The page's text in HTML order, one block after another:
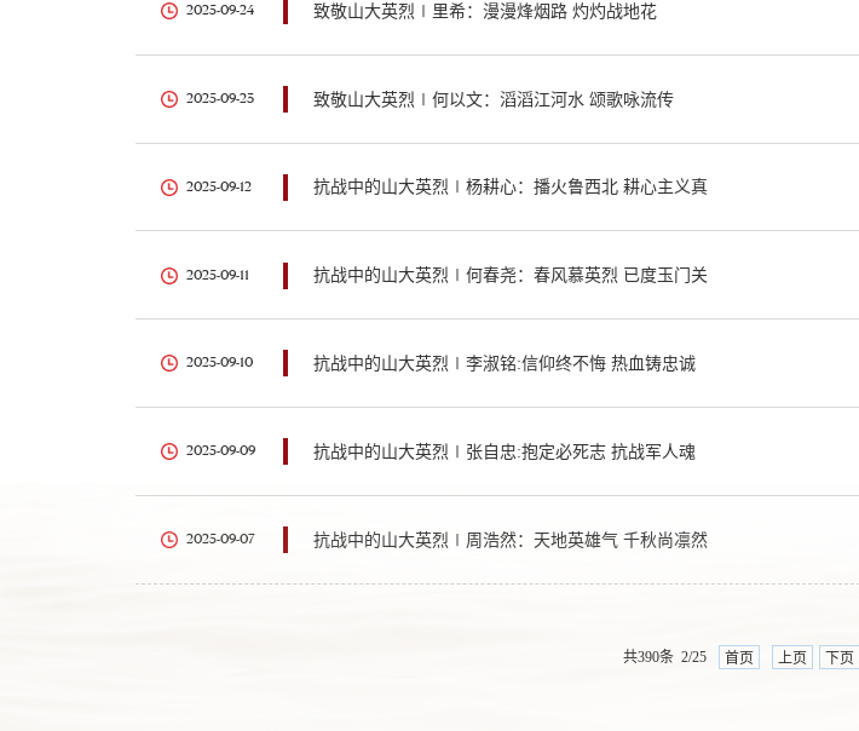
致敬山大英烈∣里希：漫漫烽烟路 灼灼战地花
2025-09-24
致敬山大英烈∣何以文：滔滔江河水 颂歌咏流传
2025-09-23
抗战中的山大英烈∣杨耕心：播火鲁西北 耕心主义真
2025-09-12
抗战中的山大英烈∣何春尧：春风慕英烈 已度玉门关
2025-09-11
抗战中的山大英烈∣李淑铭:信仰终不悔 热血铸忠诚
2025-09-10
抗战中的山大英烈∣张自忠:抱定必死志 抗战军人魂
2025-09-09
抗战中的山大英烈∣周浩然：天地英雄气 千秋尚凛然
2025-09-07
共390条 2/25 首页 上页 下页